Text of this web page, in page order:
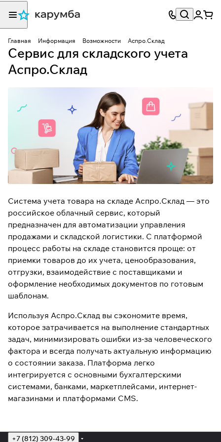
Главная Информация Возможности Аспро.Склад
Сервис для складского учета
Аспро.Склад
Система учета товара на складе Аспро.Склад — это
российское облачный сервис, который
предназначен для автоматизации управления
продажами и складской логистики. С платформой
процесс работы на складе становится проще: от
приемки товаров до их учета, ценообразования,
отгрузки, взаимодействие с поставщиками и
оформление необходимых документов по готовым
шаблонам.
Используя Аспро.Склад вы сэкономите время,
которое затрачивается на выполнение стандартных
задач, минимизировать ошибки из-за человеческого
фактора и всегда получать актуальную информацию
о состоянии заказа. Платформа легко
интегрируется с основными бухгалтерскими
системами, банками, маркетплейсами, интернет-
магазинами и платформами CMS.
+7 (812) 309-43-99